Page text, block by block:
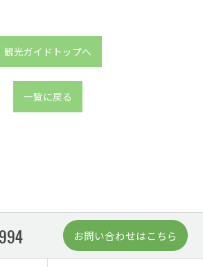
観光ガイドトップへ
一覧に戻る
お問い合わせはこちら